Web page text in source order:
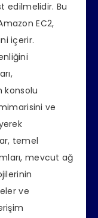
edilmelidir. Bu
EC2,
içerir.
konsolu
ve
temel
mevcut ağ
ve